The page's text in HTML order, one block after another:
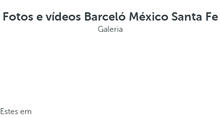
Fotos e vídeos Barceló México Santa Fe
Galeria
Estes em